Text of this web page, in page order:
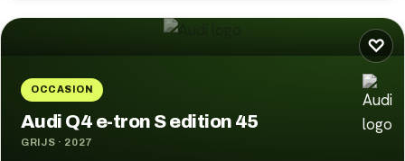
♡
OCCASION
Audi Q4 e-tron S edition 45
GRIJS · 2027